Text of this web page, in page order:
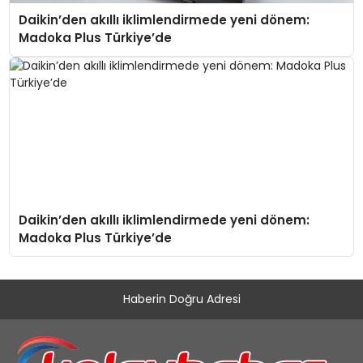
Daikin’den akıllı iklimlendirmede yeni dönem:
Madoka Plus Türkiye’de
Daikin’den akıllı iklimlendirmede yeni dönem:
Madoka Plus Türkiye’de
Haberin Doğru Adresi